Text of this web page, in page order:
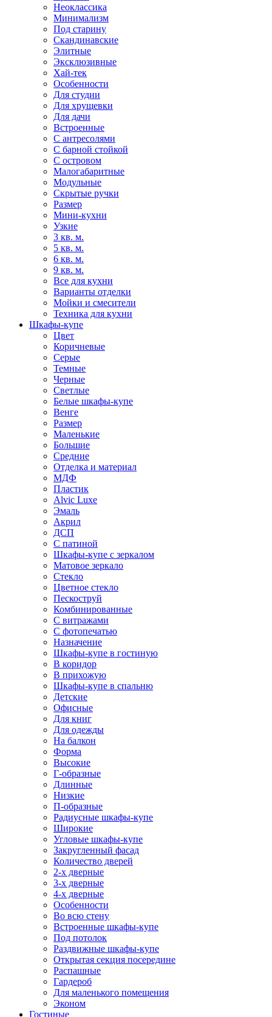
Неоклассика
Минимализм
Под старину
Скандинавские
Элитные
Эксклюзивные
Хай-тек
Особенности
Для студии
Для хрущевки
Для дачи
Встроенные
С антресолями
С барной стойкой
С островом
Малогабаритные
Модульные
Скрытые ручки
Размер
Мини-кухни
Узкие
3 кв. м.
5 кв. м.
6 кв. м.
9 кв. м.
Все для кухни
Варианты отделки
Мойки и смесители
Техника для кухни
Шкафы-купе
Цвет
Коричневые
Серые
Темные
Черные
Светлые
Белые шкафы-купе
Венге
Размер
Маленькие
Большие
Средние
Отделка и материал
МДФ
Пластик
Alvic Luxe
Эмаль
Акрил
ДСП
С патиной
Шкафы-купе с зеркалом
Матовое зеркало
Стекло
Цветное стекло
Пескоструй
Комбинированные
С витражами
С фотопечатью
Назначение
Шкафы-купе в гостиную
В коридор
В прихожую
Шкафы-купе в спальню
Детские
Офисные
Для книг
Для одежды
На балкон
Форма
Высокие
Г-образные
Длинные
Низкие
П-образные
Радиусные шкафы-купе
Широкие
Угловые шкафы-купе
Закругленный фасад
Количество дверей
2-х дверные
3-х дверные
4-х дверные
Особенности
Во всю стену
Встроенные шкафы-купе
Под потолок
Раздвижные шкафы-купе
Открытая секция посередине
Распашные
Гардероб
Для маленького помещения
Эконом
Гостиные